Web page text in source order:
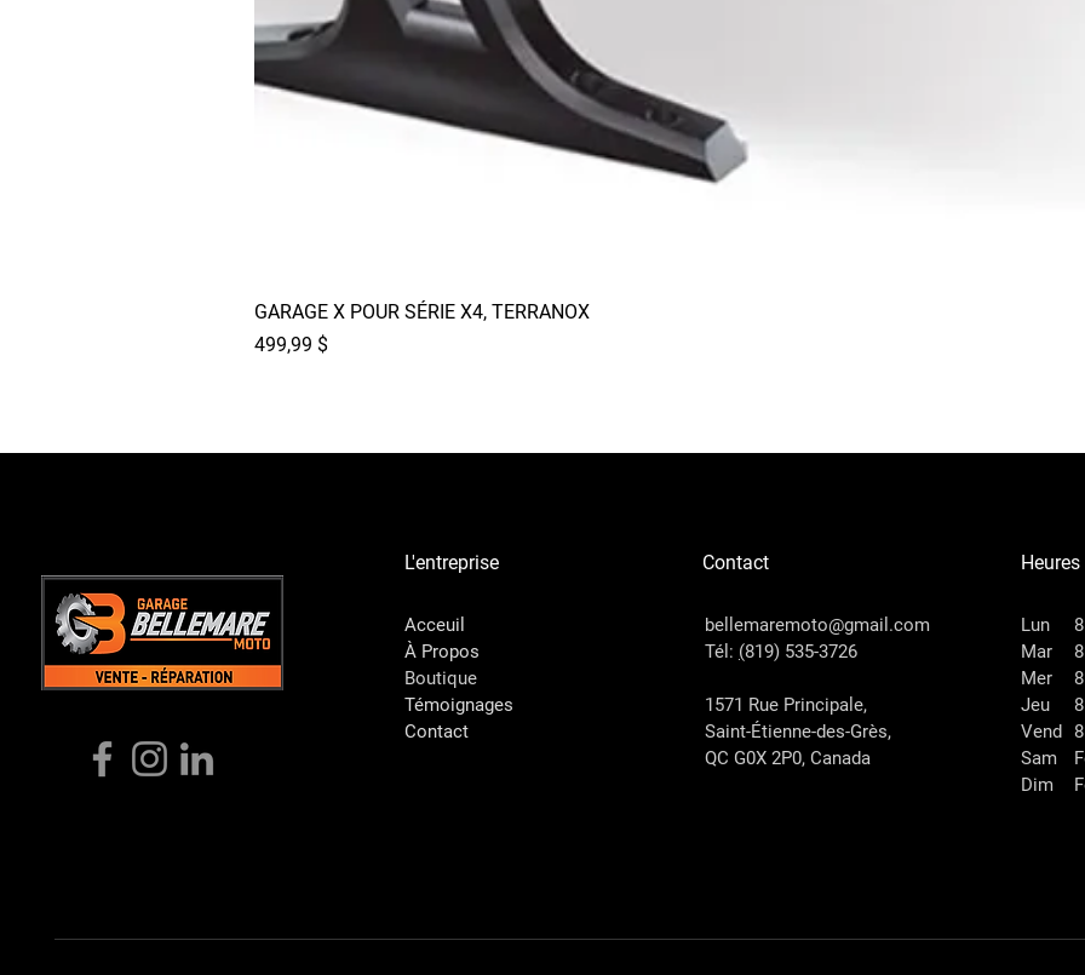
GARAGE X POUR SÉRIE X4, TERRANOX
Prix
499,99 $
L'entreprise
Acceuil
À Propos
Boutique
Témoignages
Contact
Contact
bellemaremoto@gmail.com
Tél: (819) 535-3726
1571 Rue Principale,
Saint-Étienne-des-Grès,
QC G0X 2P0, Canada
Heures
Lun
Mar
Mer
Jeu
Vend
Sam
Dim